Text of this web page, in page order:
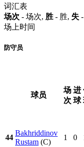
词汇表
场次 - 场次, 胜 - 胜, 失
场上时间
防守员
球员
场
次
进
球
44
Bakhriddinov
Rustam (C)
1 0